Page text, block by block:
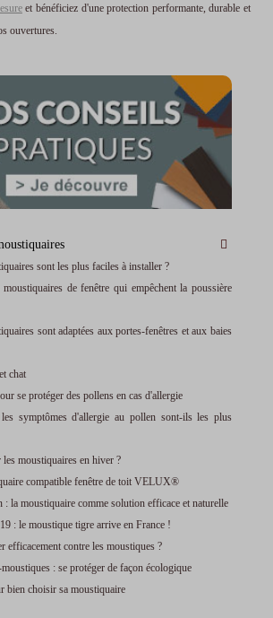
et bénéficiez d'une protection performante, durable et
ouvertures.
sont les plus faciles à installer ?
de fenêtre qui empêchent la poussière
sont adaptées aux portes-fenêtres et aux baies
chat
se protéger des pollens en cas d'allergie
symptômes d'allergie au pollen sont-ils les plus
moustiquaires en hiver ?
compatible fenêtre de toit VELUX®
: la moustiquaire comme solution efficace et naturelle
: le moustique tigre arrive en France !
efficacement contre les moustiques ?
: se protéger de façon écologique
bien choisir sa moustiquaire